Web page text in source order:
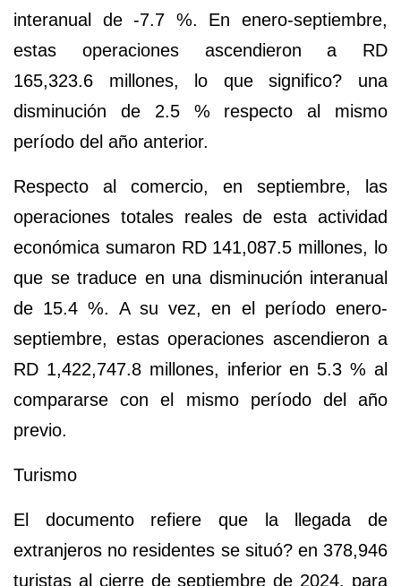
interanual de-7.7 %. En enero-septiembre,
estas operaciones ascendieron a RD
165,323.6 millones, lo que significo? una
disminución de 2.5 % respecto al mismo
período del año anterior.
Respecto al comercio, en septiembre, las
operaciones totales reales de esta actividad
económica sumaron RD 141,087.5 millones, lo
que se traduce en una disminución interanual
de 15.4 %. A su vez, en el período enero-
septiembre, estas operaciones ascendieron a
RD 1,422,747.8 millones, inferior en 5.3 %al
compararse con el mismo período del año
previo.
Turismo
El documento refiere que la llegada de
extranjeros no residentes se situó? en 378,946
turistas al cierre de septiembre de 2024, para